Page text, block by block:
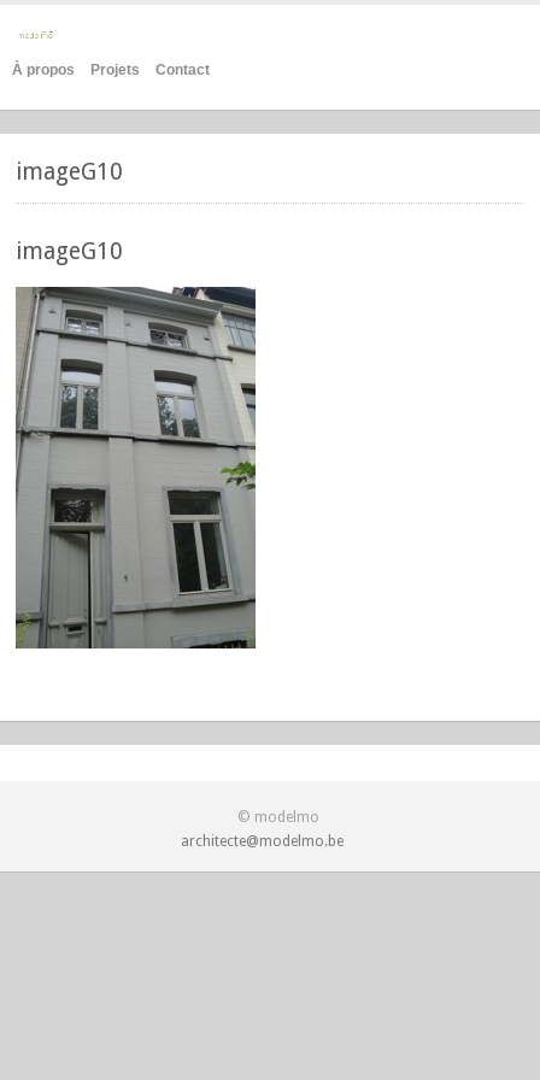
À propos Projets Contact
imageG10
imageG10
© modelmo
architecte@modelmo.be